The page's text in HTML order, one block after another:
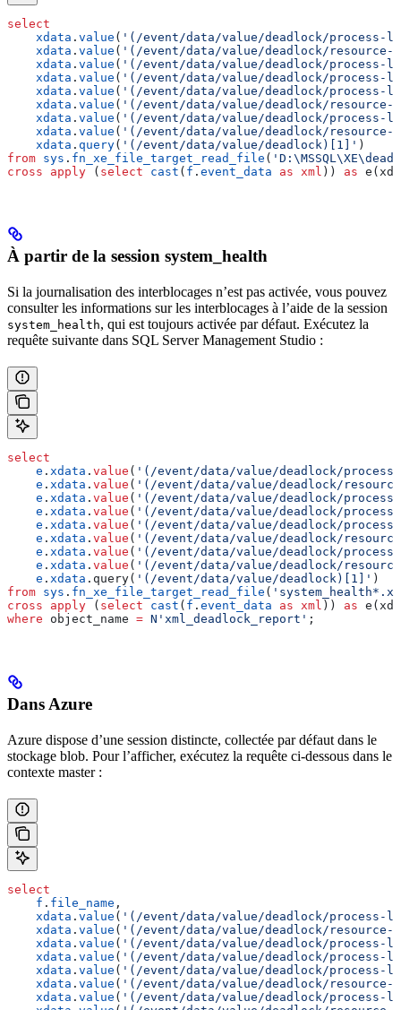
select
    xdata
. value ( '(/event/data/value/deadlock/
    xdata
. value ( '(/event/data/value/deadlock/
    xdata
. value ( '(/event/data/value/deadlock/process-
    xdata
. value ( '(/event/data/value/deadlock/process-
    xdata
. value ( '(/event/data/value/deadlock/process-
    xdata
. value ( '(/event/data/value/deadlock/resource-
    xdata
. value ( '(/event/data/value/deadlock/process-
    xdata
. value ( '(/event/data/value/deadlock/resource-
    xdata
. query( '(/event/data/value/deadlock)[1]'
from sys . fn_xe_file_target_read_file (
cross apply ( select cast ( f . event_data as xml )) as
À partir de la session system_health
Si la journalisation des interblocages n’est pas activée, vous pouvez
consulter les informations sur les interblocages à l’aide de la session
system_health, qui est toujours activée par défaut. Exécutez la
requête suivante dans SQL Server Management Studio :
select
    e
. xdata . value ( '(/event/data/value/deadlock/
    e
. xdata . value ( '(/event/data/value/deadlock/
    e
. xdata . value ( '(/event/data/value/deadlock/
    e
. xdata . value ( '(/event/data/value/deadlock/
    e
. xdata . value ( '(/event/data/value/deadlock/
    e
. xdata . value ( '(/event/data/value/deadlock/
    e
. xdata . value ( '(/event/data/value/deadlock/
    e
. xdata . value ( '(/event/data/value/deadlock/
    e
. xdata .query( '(/event/data/value/deadlock)[1]'
from sys . fn_xe_file_target_read_file (
cross apply ( select cast ( f . event_data as xml )) as
where object_name = N'xml_deadlock_report' ;
Dans Azure
Azure dispose d’une session distincte, collectée par défaut dans le
stockage blob. Pour l’afficher, exécutez la requête ci-dessous dans le
contexte master :
select
    f
. file_name ,
    xdata
. value ( '(/event/data/value/deadlock/
    xdata
. value ( '(/event/data/value/deadlock/
    xdata
. value ( '(/event/data/value/deadlock/process-
    xdata
. value ( '(/event/data/value/deadlock/process-
    xdata
. value ( '(/event/data/value/deadlock/process-
    xdata
. value ( '(/event/data/value/deadlock/resource-
    xdata
. value ( '(/event/data/value/deadlock/process-